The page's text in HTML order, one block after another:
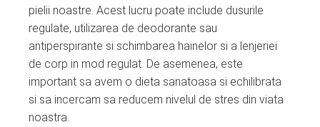
pielii noastre. Acest lucru poate include dusurile
regulate, utilizarea de deodorante sau
antiperspirante si schimbarea hainelor si a lenjeriei
de corp in mod regulat. De asemenea, este
important sa avem o dieta sanatoasa si echilibrata
si sa incercam sa reducem nivelul de stres din viata
noastra.